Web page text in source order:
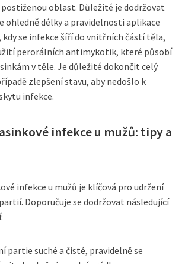
oblast. Důležité je dodržovat
ohledně délky a pravidelnosti aplikace
kdy se infekce šíří do vnitřních částí těla,
perorálních antimykotik, které působí
v těle. Je důležité dokončit celý
zlepšení stavu, aby nedošlo k
infekce.
infekce u mužů: tipy a
infekce u mužů je klíčová pro udržení
Doporučuje se dodržovat následující
partie suché a čisté, pravidelně se